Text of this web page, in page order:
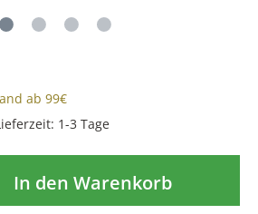
ab 99€
1-3 Tage
In den Warenkorb